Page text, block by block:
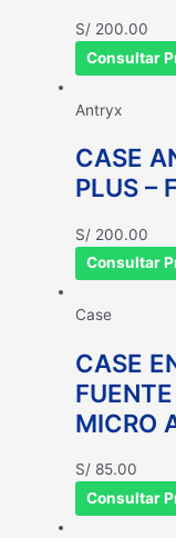
S/ 200.00
Consultar
Antryx
CASE
PLUS –
S/ 200.00
Consultar
Case
CASE
MICRO
S/ 85.00
Consultar